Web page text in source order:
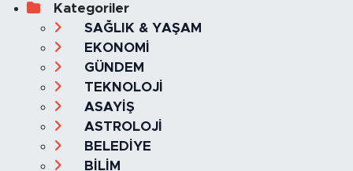
Kategoriler
SAĞLIK & YAŞAM
EKONOMİ
GÜNDEM
TEKNOLOJİ
ASAYİŞ
ASTROLOJİ
BELEDİYE
BİLİM